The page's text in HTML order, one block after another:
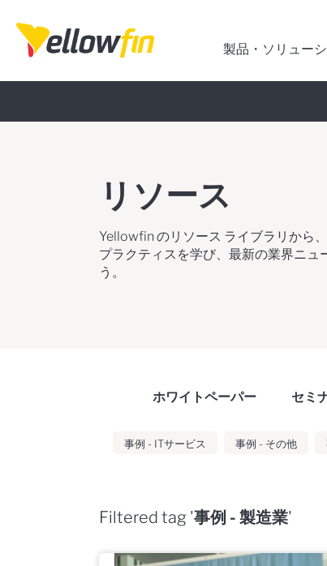
製品・ソリュー
リソース
Yellowfin のリソース ライブラリから
プラクティスを学び、最新の業界ニュ
う。
ホワイトペーパー セミ
事例 - ITサービス 事例 - その他
Filtered tag '事例 - 製造業'